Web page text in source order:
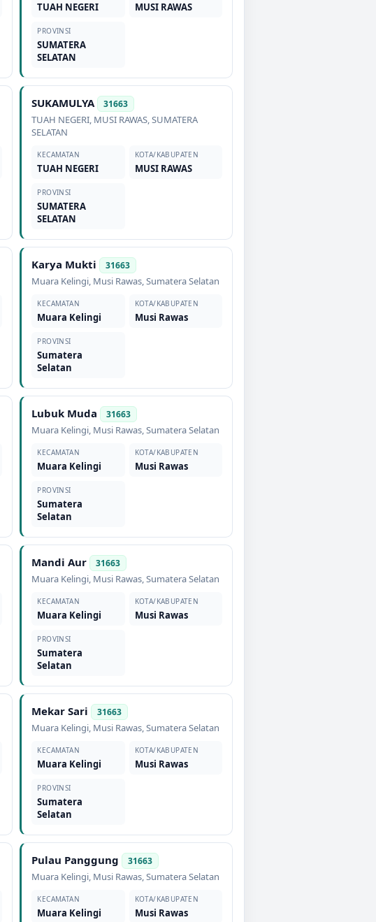
TUAH NEGERI MUSI RAWAS
PROVINSI
SUMATERA
SELATAN
SUKAMULYA 31663
TUAH NEGERI, MUSI RAWAS,SUMATERA
SELATAN
KECAMATAN
TUAH NEGERI
KOTA/KABUPATEN
MUSI RAWAS
PROVINSI
SUMATERA
SELATAN
Karya Mukti 31663
Muara Kelingi, Musi Rawas,Sumatera Selatan
KECAMATAN
Muara Kelingi
KOTA/KABUPATEN
Musi Rawas
PROVINSI
Sumatera
Selatan
Lubuk Muda 31663
Muara Kelingi, Musi Rawas,Sumatera Selatan
KECAMATAN
Muara Kelingi
KOTA/KABUPATEN
Musi Rawas
PROVINSI
Sumatera
Selatan
Mandi Aur 31663
Muara Kelingi, Musi Rawas,Sumatera Selatan
KECAMATAN
Muara Kelingi
KOTA/KABUPATEN
Musi Rawas
PROVINSI
Sumatera
Selatan
Mekar Sari 31663
Muara Kelingi, Musi Rawas,Sumatera Selatan
KECAMATAN
Muara Kelingi
KOTA/KABUPATEN
Musi Rawas
PROVINSI
Sumatera
Selatan
Pulau Panggung 31663
Muara Kelingi, Musi Rawas,Sumatera Selatan
KECAMATAN
Muara Kelingi
KOTA/KABUPATEN
Musi Rawas